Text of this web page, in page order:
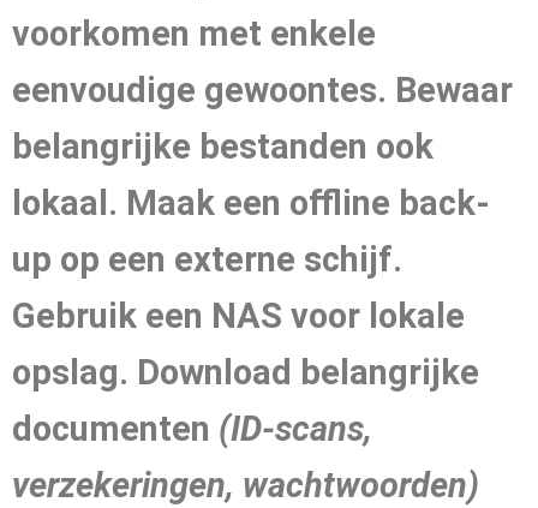
voorkomen met enkele
eenvoudige gewoontes. Bewaar
belangrijke bestanden ook
lokaal. Maak een offline back-
up op een externe schijf.
Gebruik een NAS voor lokale
opslag. Download belangrijke
documenten (ID-scans,
verzekeringen, wachtwoorden)